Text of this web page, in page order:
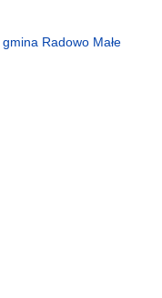
gmina Radowo Małe